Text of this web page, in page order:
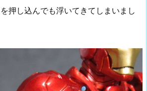
押し込んでも浮いてきてしまいまし